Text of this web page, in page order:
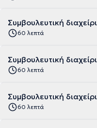
Συμβουλευτική
60 λεπτά
Συμβουλευτική
60 λεπτά
Συμβουλευτική
60 λεπτά